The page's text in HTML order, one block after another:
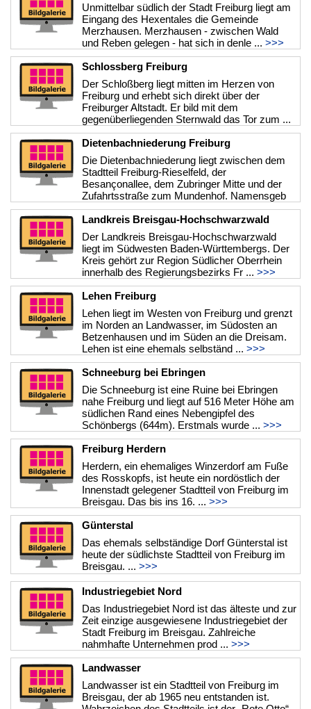
Unmittelbar südlich der Stadt Freiburg liegt am
Eingang des Hexentales die Gemeinde
Merzhausen. Merzhausen - zwischen Wald
und Reben gelegen - hat sich in denle ... >>>
Schlossberg Freiburg
Der Schloßberg liegt mitten im Herzen von
Freiburg und erhebt sich direkt über der
Freiburger Altstadt. Er bild mit dem
gegenüberliegenden Sternwald das Tor zum ...
>>>
Dietenbachniederung Freiburg
Die Dietenbachniederung liegt zwischen dem
Stadtteil Freiburg-Rieselfeld, der
Besançonallee, dem Zubringer Mitte und der
Zufahrtsstraße zum Mundenhof. Namensgeb
...>>>
Landkreis Breisgau-Hochschwarzwald
Der Landkreis Breisgau-Hochschwarzwald
liegt im Südwesten Baden-Württembergs. Der
Kreis gehört zur Region Südlicher Oberrhein
innerhalb des Regierungsbezirks Fr ... >>>
Lehen Freiburg
Lehen liegt im Westen von Freiburg und grenzt
im Norden an Landwasser, im Südosten an
Betzenhausen und im Süden an die Dreisam.
Lehen ist eine ehemals selbständ ... >>>
Schneeburg bei Ebringen
Die Schneeburg ist eine Ruine bei Ebringen
nahe Freiburg und liegt auf 516 Meter Höhe am
südlichen Rand eines Nebengipfel des
Schönbergs (644m). Erstmals wurde ... >>>
Freiburg Herdern
Herdern, ein ehemaliges Winzerdorf am Fuße
des Rosskopfs, ist heute ein nordöstlich der
Innenstadt gelegener Stadtteil von Freiburg im
Breisgau. Das bis ins 16. ... >>>
Günterstal
Das ehemals selbständige Dorf Günterstal ist
heute der südlichste Stadtteil von Freiburg im
Breisgau. ... >>>
Industriegebiet Nord
Das Industriegebiet Nord ist das älteste und zur
Zeit einzige ausgewiesene Industriegebiet der
Stadt Freiburg im Breisgau. Zahlreiche
nahmhafte Unternehmen prod ... >>>
Landwasser
Landwasser ist ein Stadtteil von Freiburg im
Breisgau, der ab 1965 neu entstanden ist.